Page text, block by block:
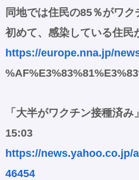
同地では住民の85％がワ
初めて、感染している住民
https://europe.nna.jp/
「大半がワクチン接種済
15:03
https://news.yahoo.co.jp/
46454